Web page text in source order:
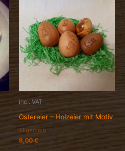
incl. VAT
Ostereier – Holzeier mit Motiv
Allgemein
9,00 €